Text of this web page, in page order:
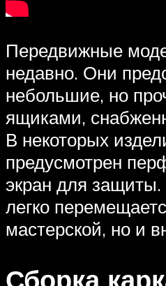
Передвижные
недавно. Они
небольшие, но
ящиками,
В некоторых
предусмотрен
экран для
легко
мастерской, но и